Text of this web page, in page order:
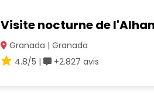
Visite nocturne de
Granada | Granada
4.8/5 |
+2.827 avis